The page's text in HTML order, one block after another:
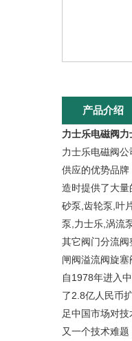
产品介绍
力士乐电磁阀
力士乐电磁阀
供应的优势品
造时提供了大
砂泵,齿轮泵,叶
泵,力士乐,涡流
其它阀门分流
闸阀溢流阀旋
自1978年进入
了2.8亿人民币
足中国市场对
又一个技术难